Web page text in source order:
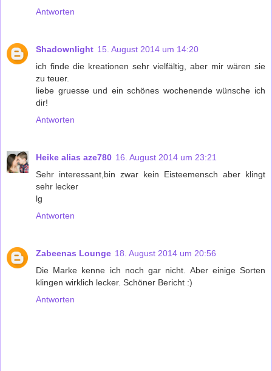
Antworten
Shadownlight 15. August 2014 um 14:20
ich finde die kreationen sehr vielfältig, aber mir wären sie
zu teuer.
liebe gruesse und ein schönes wochenende wünsche ich
dir!
Antworten
Heike alias aze780 16. August 2014 um 23:21
Sehr interessant,bin zwar kein Eisteemensch aber klingt
sehr lecker
lg
Antworten
Zabeenas Lounge 18. August 2014 um 20:56
Die Marke kenne ich noch gar nicht. Aber einige Sorten
klingen wirklich lecker. Schöner Bericht :)
Antworten